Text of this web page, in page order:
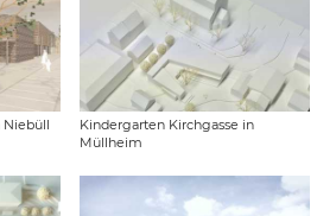
Niebüll
Kindergarten Kirchgasse in
Müllheim